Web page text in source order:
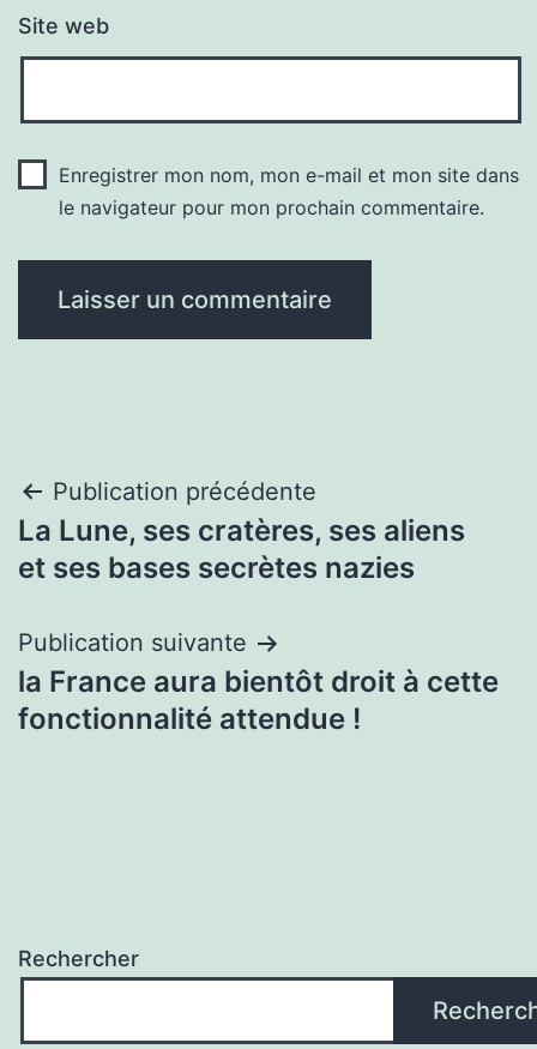
Site web
Enregistrer mon nom, mon e-mail et mon site dans
le navigateur pour mon prochain commentaire.
Navigation
de
Publication précédente
La Lune, ses cratères, ses aliens
et ses bases secrètes nazies
Publication suivante
la France aura bientôt droit à cette
fonctionnalité attendue !
Rechercher